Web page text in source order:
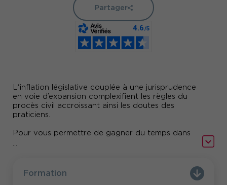
L'inflation législative couplée à une jurisprudence
en voie d’expansion complexifient les règles du
procès civil accroissant ainsi les doutes des
praticiens.
Pour vous permettre de gagner du temps dans
propose cette matinée d’actualité sur la
procédure civile.
...
Partager
Formation